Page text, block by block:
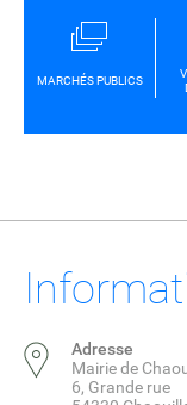
MARCHÉS PUBLICS
Adresse
Mairie de
6, Grande rue